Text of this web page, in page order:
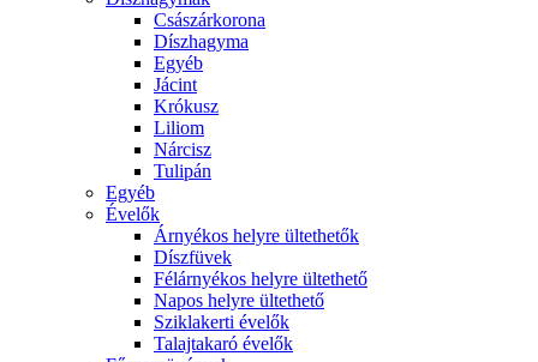
Császárkorona
Díszhagyma
Egyéb
Jácint
Krókusz
Liliom
Nárcisz
Tulipán
Egyéb
Évelők
Árnyékos helyre ültethetők
Díszfüvek
Félárnyékos helyre ültethető
Napos helyre ültethető
Sziklakerti évelők
Talajtakaró évelők